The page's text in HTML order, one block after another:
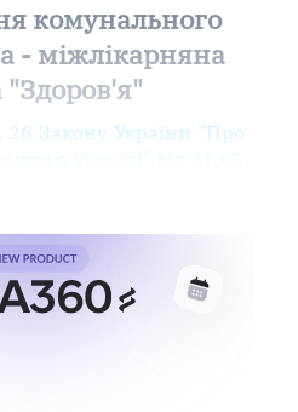
комунального
- міжлікарняна
"Здоров'я"
26 Закону України "Про